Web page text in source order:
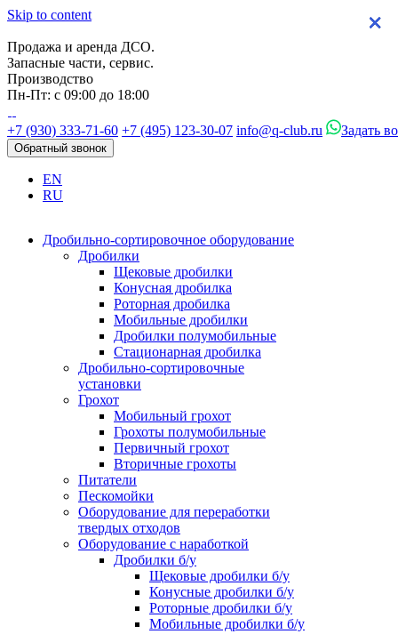
Skip to content
Продажа и аренда ДСО.
Запасные части, сервис.
Производство
Пн-Пт: с 09:00 до 18:00
+7 (930) 333-71-60 +7 (495) 123-30-07 info@q-club.ru Задать
Обратный звонок
EN
RU
Дробильно-сортировочное оборудование
Дробилки
Щековые дробилки
Конусная дробилка
Роторная дробилка
Мобильные дробилки
Дробилки полумобильные
Стационарная дробилка
Дробильно-сортировочные
установки
Грохот
Мобильный грохот
Грохоты полумобильные
Первичный грохот
Вторичные грохоты
Питатели
Пескомойки
Оборудование для переработки
твердых отходов
Оборудование с наработкой
Дробилки б/у
Щековые дробилки б/у
Конусные дробилки б/у
Роторные дробилки б/у
Мобильные дробилки б/у
×
×
×
×